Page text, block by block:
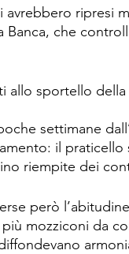
ripresi
Banca, che
allo sportello
settimane
il
riempite dei
però
più mozziconi da